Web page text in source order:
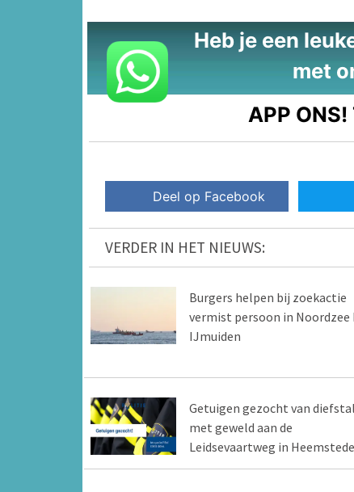
Heb je een
met
APP ONS!
Deel op Facebook
VERDER IN HET NIEUWS:
Burgers helpen bij zoekactie
vermist persoon in Noordzee
IJmuiden
Getuigen gezocht van diefstal
met geweld aan de
Leidsevaartweg in Heemstede